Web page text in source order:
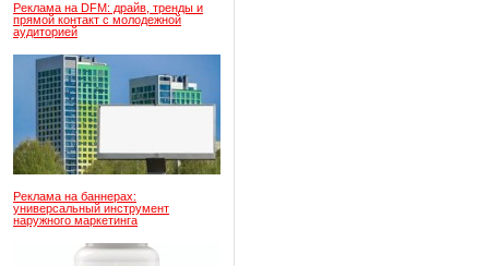
Реклама на DFM: драйв, тренды и
прямой контакт с молодежной
аудиторией
Реклама на баннерах:
универсальный инструмент
наружного маркетинга